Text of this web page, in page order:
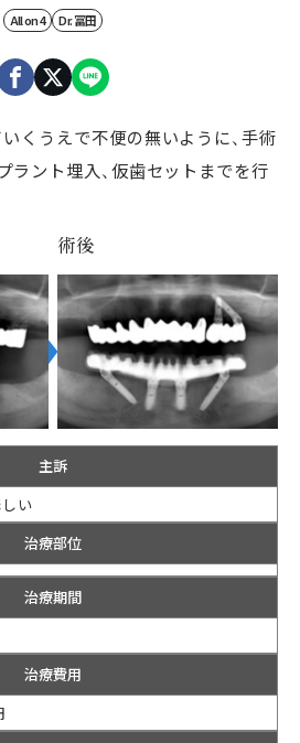
All on 4 Dr. 冨田
くうえで不便の無いように、手術
ラント埋入、仮歯セットまでを行
術後
主訴
い
治療部位
治療期間
治療費用